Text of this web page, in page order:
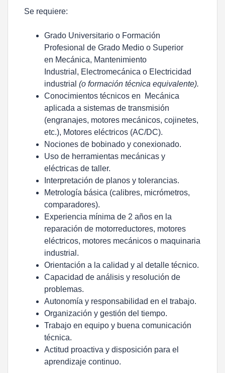
Se requiere:
Grado Universitario o Formación
Profesional de Grado Medio o Superior
en Mecánica, Mantenimiento
Industrial, Electromecánica o Electricidad
industrial (o formación técnica equivalente).
Conocimientos técnicos en
Mecánica
aplicada a sistemas de transmisión
(engranajes, motores mecánicos, cojinetes,
etc.), Motores eléctricos (AC/DC).
Nociones de bobinado y conexionado.
Uso de herramientas mecánicas y
eléctricas de taller.
Interpretación de planos y tolerancias.
Metrología básica (calibres, micrómetros,
comparadores).
Experiencia mínima de 2 años en la
reparación de motorreductores, motores
eléctricos, motores mecánicos o maquinaria
industrial.
Orientación a la calidad y al detalle técnico.
Capacidad de análisis y resolución de
problemas.
Autonomía y responsabilidad en el trabajo.
Organización y gestión del tiempo.
Trabajo en equipo y buena comunicación
técnica.
Actitud proactiva y disposición para el
aprendizaje continuo.